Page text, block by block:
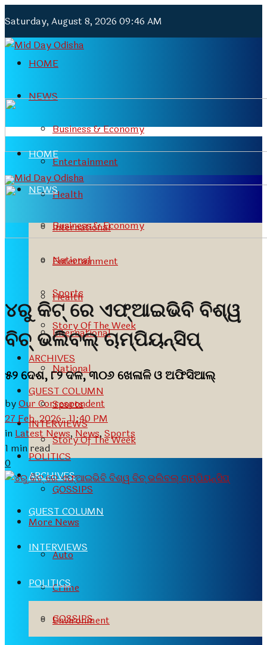
Saturday, August 8, 2026 09:46 AM
HOME
NEWS
Business & Economy
Entertainment
Health
International
National
Sports
Story Of The Week
ARCHIVES
GUEST COLUMN
INTERVIEWS
POLITICS
GOSSIPS
More News
Auto
Crime
Environment
HOME
NEWS
Business & Economy
Entertainment
Health
International
National
Sports
Story Of The Week
ARCHIVES
GUEST COLUMN
INTERVIEWS
POLITICS
GOSSIPS
୪ରୁ କିଟ୍‍ ରେ ଏଫ୍‍ଆଇଭିବି ବିଶ୍ୱ
ବିଚ୍‍ ଭଲିବଲ୍‍ ଚାମ୍ପିୟନ୍‍ସିପ୍‍
୫୨ ଦେଶ, ୮୨ ଦଳ, ୩୦୬ ଖେଳାଳି ଓ ଅଫିସିଆଲ୍‍
byOur Correspondent
27 Feb, 2026- 11:40 PM
in Latest News,News, Sports
1 min read
0